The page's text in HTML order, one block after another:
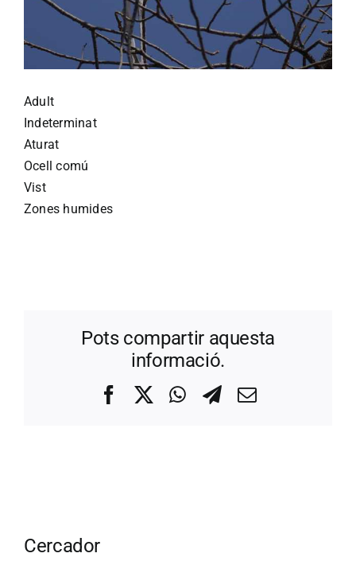
Adult
Indeterminat
Aturat
Ocell comú
Vist
Zones humides
Pots compartir aquesta
informació.
FacebookWhatsApp
Telegram
Correo
Cercador